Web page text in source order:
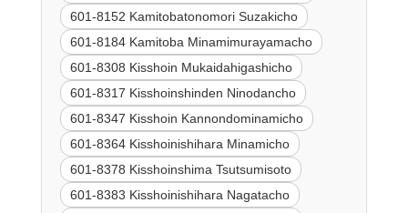
601-8152 Kamitobatonomori Suzakicho
601-8184 Kamitoba Minamimurayamacho
601-8308 Kisshoin Mukaidahigashicho
601-8317 Kisshoinshinden Ninodancho
601-8347 Kisshoin Kannondominamicho
601-8364 Kisshoinishihara Minamicho
601-8378 Kisshoinshima Tsutsumisoto
601-8383 Kisshoinishihara Nagatacho